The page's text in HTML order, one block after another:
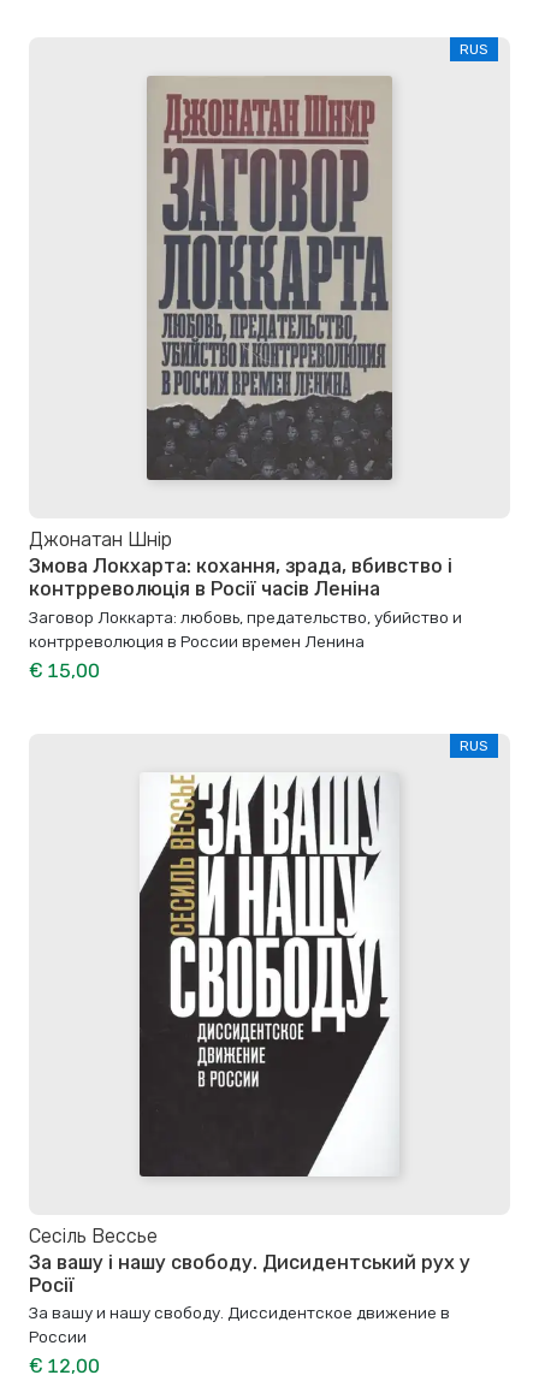
RUS
Джонатан Шнір
Змова Локхарта: кохання, зрада, вбивство і
контрреволюція в Росії часів Леніна
Заговор Локкарта: любовь, предательство, убийство и
контрреволюция в России времен Ленина
€ 15,00
RUS
Сесіль Вессье
За вашу і нашу свободу. Дисидентський рух у
Росії
За вашу и нашу свободу. Диссидентское движение в
России
€ 12,00